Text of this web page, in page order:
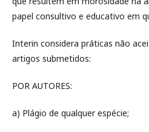
papel consultivo e educativo em
Interin considera práticas não
artigos submetidos:
POR AUTORES:
a) Plágio de qualquer espécie;